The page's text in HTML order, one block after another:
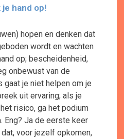
hand op!
hopen en denken dat
wordt en wachten
op; bescheidenheid,
onbewust van de
je niet helpen om je
uit ervaring; als je
risico, ga het podium
Eng? Ja de eerste keer
voor jezelf opkomen,